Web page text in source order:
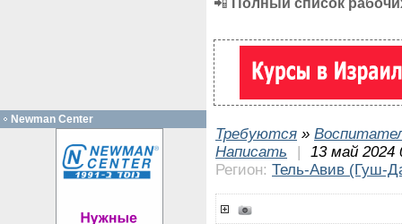
Требуются »
Написать
|
13 май 2024
Регион: Тель-Авив (Гуш-
Newman Center